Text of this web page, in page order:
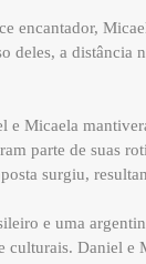
encantador,
deles, a
e Micaela
parte de suas
surgiu,
e uma
culturais. Daniel